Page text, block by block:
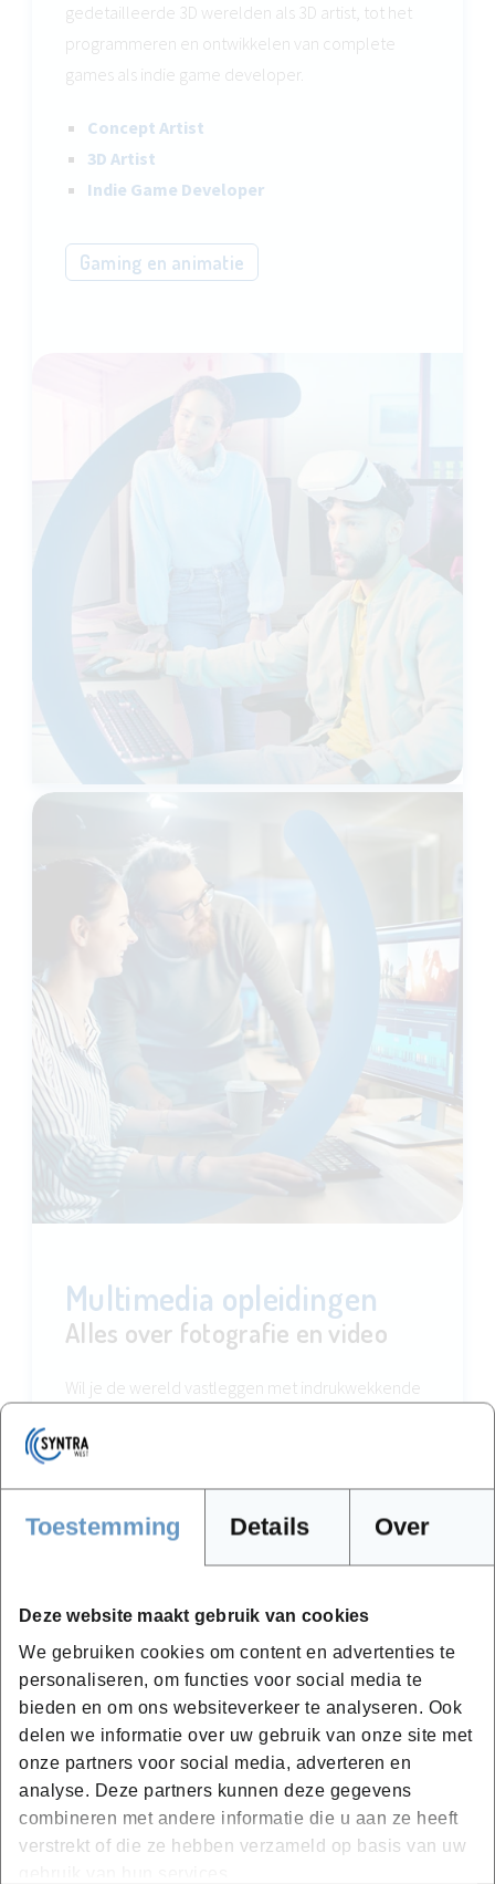
Toestemming Details Over
Deze website maakt gebruik van cookies
We gebruiken cookies om content en advertenties te
personaliseren, om functies voor social media te
bieden en om ons websiteverkeer te analyseren. Ook
delen we informatie over uw gebruik van onze site met
onze partners voor social media, adverteren en
analyse. Deze partners kunnen deze gegevens
combineren met andere informatie die u aan ze heeft
verstrekt of die ze hebben verzameld op basis van uw
gedetailleerde 3D werelden als 3D artist, tot het
programmeren en ontwikkelen van complete
games als indie game developer.
Concept Artist
3D Artist
Indie Game Developer
Gaming en animatie
Multimedia opleidingen
Alles over fotografie en video
Wil je de wereld vastleggen met indrukwekkende
voor multimedia en wil jij jouw creatieve
Fotografie
(video) content creator
Leer meer over videobewerking
Multimedia